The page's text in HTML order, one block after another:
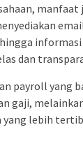
manfaat
dan
payroll yang
gaji,
lebih